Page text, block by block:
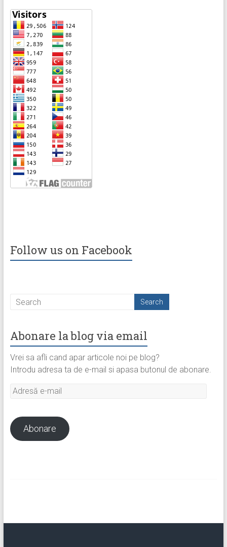
Follow us on Facebook
Abonare la blog via email
Vrei sa afli cand apar articole noi pe blog?
Introdu adresa ta de e-mail si apasa butonul de abonare.
Adresă
Abonare